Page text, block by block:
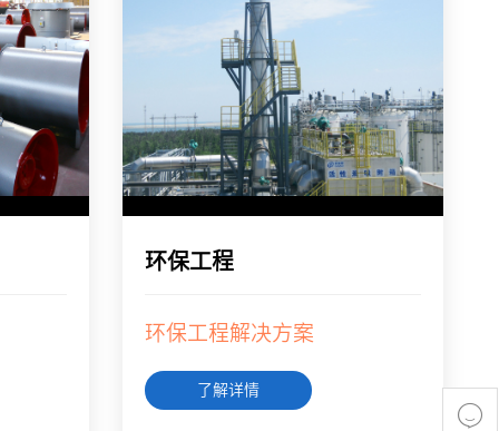
环保工程
环保工程解决方案
了解详情
